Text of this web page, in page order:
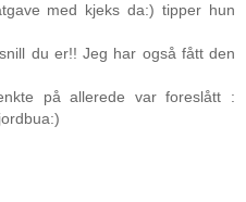
med kjeks da:) tipper hun
du er!! Jeg har også fått den
på allerede var foreslått :